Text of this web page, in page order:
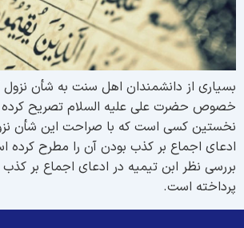
از دانشمندان اهل سنت به شأن نزول
حضرت علی علیه السلام تصریح کرده
کسی است که با صراحت این شأن نزول
اجماع بر کذب بودن آن را مطرح کرده
نظر ابن تیمیه در ادعای اجماع بر کذب
است.